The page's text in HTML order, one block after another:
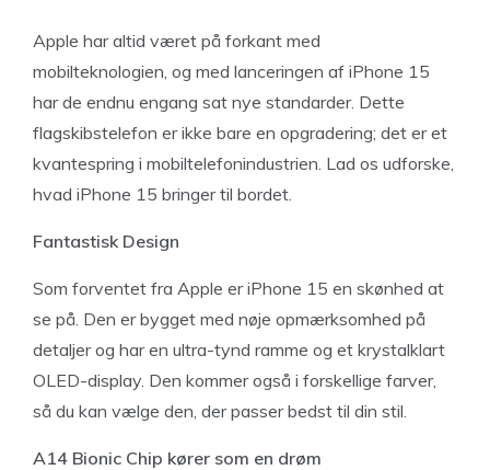
Apple har altid været på forkant med
mobilteknologien, og med lanceringen af iPhone 15
har de endnu engang sat nye standarder. Dette
flagskibstelefon er ikke bare en opgradering; det er et
kvantespring i mobiltelefonindustrien. Lad os udforske,
hvad iPhone 15 bringer til bordet.
Fantastisk Design
Som forventet fra Apple er iPhone 15 en skønhed at
se på. Den er bygget med nøje opmærksomhed på
detaljer og har en ultra-tynd ramme og et krystalklart
OLED-display. Den kommer også i forskellige farver,
så du kan vælge den, der passer bedst til din stil.
A14 Bionic Chip kører som en drøm